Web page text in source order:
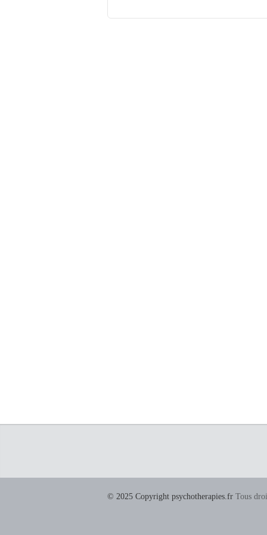
© 2025 Copyright psychotherapies.fr Tous